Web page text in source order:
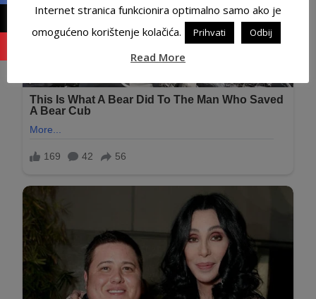
Internet stranica funkcionira optimalno samo ako je
omogućeno korištenje kolačića.
Prihvati Odbij
Read More